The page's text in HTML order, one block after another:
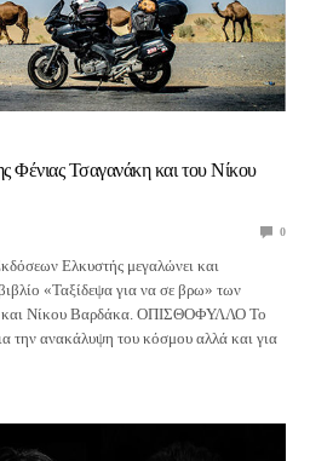
Φένιας Τσαγανάκη και του Νίκου
0
Ελκυστής μεγαλώνει και
«Ταξίδεψα για να σε βρω» των
και Νίκου Βαρδάκα. ΟΠΙΣΘΟΦΥΛΛΟ Το
την ανακάλυψη του κόσμου αλλά και για